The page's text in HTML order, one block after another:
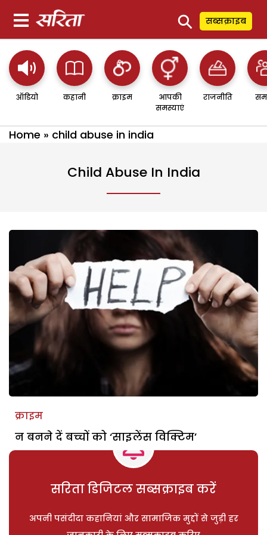
⚲ सब्सक्राइब
ऑडियो कहानी क्राइम
आपकी
समस्याएं
राजनीति
Home » child abuse in india
Child Abuse In India
क्राइम
न बनने दें बच्चों को ‘साइलेंस विक्टिम’
सरिता डिजिटल सब्सक्राइब करें
अपनी पसंदीदा कहानियां और सामाजिक मुद्दों से जुड़ी हर